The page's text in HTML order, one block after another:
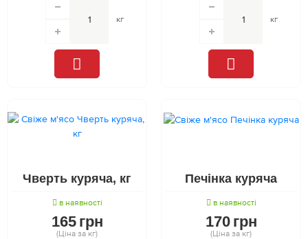
кг кг
Чверть куряча, кг
в наявності
165 грн
(Ціна за кг)
Печінка куряча
в наявності
170 грн
(Ціна за кг)